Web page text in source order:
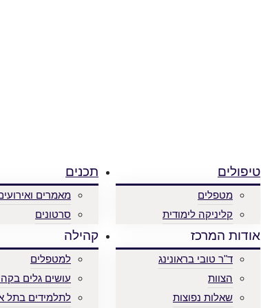
טיפולים
מטפלים
קליניקה לימודית
תכנים
מאמרים
סרטונים
אודות המרכז
ד"ר טובי בראונינג
הצוות
שאלות נפוצות
קהילה
למטפלים
עושים גלים
לתלמידים בתל